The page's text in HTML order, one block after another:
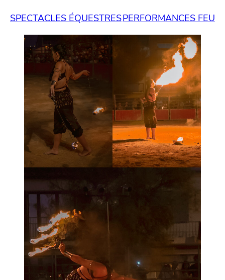
SPECTACLES ÉQUESTRESPERFORMANCES FEU